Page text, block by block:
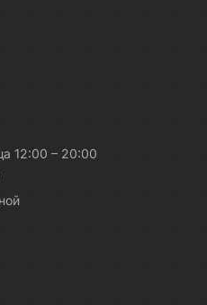
12:00 – 20:00